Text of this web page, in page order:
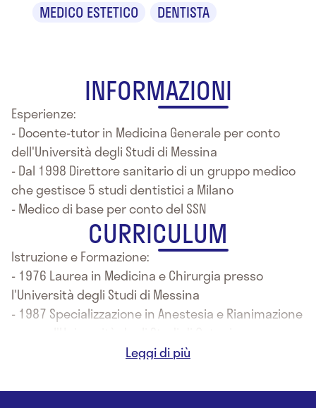
MEDICO ESTETICO DENTISTA
INFORMAZIONI
Esperienze:
- Docente-tutor in Medicina Generale per conto
dell'Università degli Studi di Messina
- Dal 1998 Direttore sanitario di un gruppo medico
che gestisce 5 studi dentistici a Milano
- Medico di base per conto del SSN
CURRICULUM
Istruzione e Formazione:
- 1976 Laurea in Medicina e Chirurgia presso
l'Università degli Studi di Messina
- 1987 Specializzazione in Anestesia e Rianimazione
- 1992 Specializzazione in Malattie Infettive presso
- Specializzazione in Odontostomatologia con